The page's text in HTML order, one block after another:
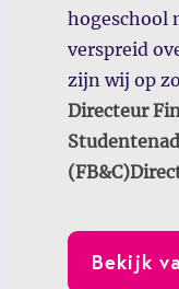
hogeschool
verspreid
zijn wij op
Directeur
(FB&C)
Bekijk